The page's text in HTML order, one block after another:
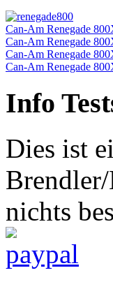
Can-Am Renegade
Can-Am Renegade
Can-Am Renegade
Can-Am Renegade
Info
Dies ist
nichts